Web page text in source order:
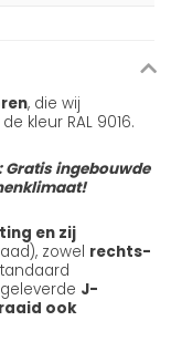
, die wij
kleur RAL 9016.
Gratis ingebouwde
en zij
zowel rechts-
J-
ook